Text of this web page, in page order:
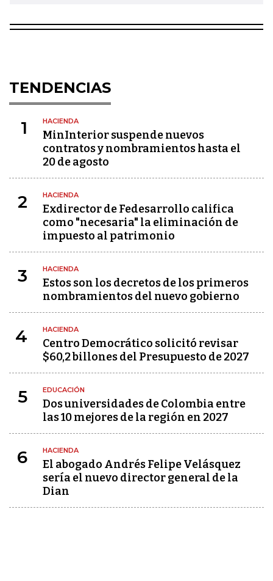
TENDENCIAS
1 HACIENDA
MinInterior suspende nuevos
contratos y nombramientos hasta el
20 de agosto
2 HACIENDA
Exdirector de Fedesarrollo califica
como "necesaria" la eliminación de
impuesto al patrimonio
3 HACIENDA
Estos son los decretos de los primeros
nombramientos del nuevo gobierno
4 HACIENDA
Centro Democrático solicitó revisar
$60,2 billones del Presupuesto de 2027
5 EDUCACIÓN
Dos universidades de Colombia entre
las 10 mejores de la región en 2027
6 HACIENDA
El abogado Andrés Felipe Velásquez
sería el nuevo director general de la
Dian